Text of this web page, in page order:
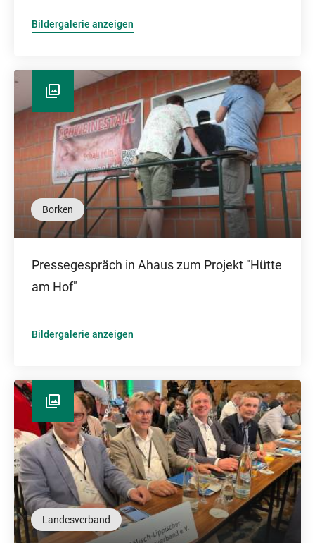
Bildergalerie anzeigen
Borken
Pressegespräch in Ahaus zum Projekt "Hütte
am Hof"
Bildergalerie anzeigen
Landesverband